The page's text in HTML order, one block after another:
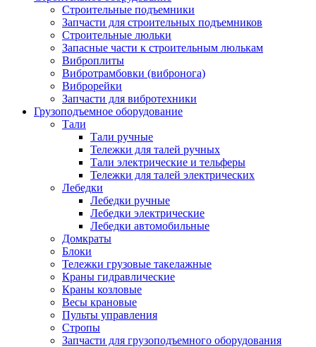
Строительные подъемники
Запчасти для строительных подъемников
Строительные люльки
Запасные части к строительным люлькам
Виброплиты
Вибротрамбовки (вибронога)
Виброрейки
Запчасти для вибротехники
Грузоподъемное оборудование
Тали
Тали ручные
Тележки для талей ручных
Тали электрические и тельферы
Тележки для талей электрических
Лебедки
Лебедки ручные
Лебедки электрические
Лебедки автомобильные
Домкраты
Блоки
Тележки грузовые такелажные
Краны гидравлические
Краны козловые
Весы крановые
Пульты управления
Стропы
Запчасти для грузоподъемного оборудования